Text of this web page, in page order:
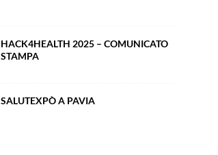
HACK4HEALTH 2025 – COMUNICATO
STAMPA
SALUTEXPÒ A PAVIA